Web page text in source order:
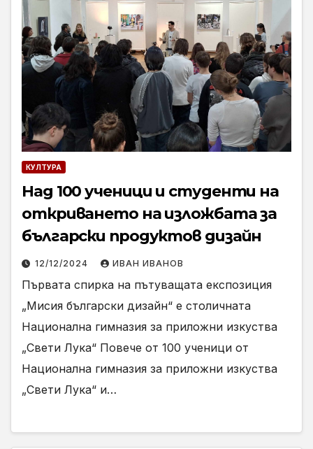
КУЛТУРА
Над 100 ученици и студенти на
откриването на изложбата за
български продуктов дизайн
12/12/2024 ИВАН ИВАНОВ
Първата спирка на пътуващата експозиция
„Мисия български дизайн“ е столичната
Национална гимназия за приложни изкуства
„Свети Лука“ Повече от 100 ученици от
Национална гимназия за приложни изкуства
„Свети Лука“ и…